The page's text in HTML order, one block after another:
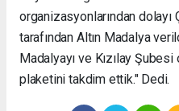
organizasyonlarından
tarafından Altın Madalya
Madalyayı ve Kızılay Şubesi
plaketini takdim ettik." Dedi.